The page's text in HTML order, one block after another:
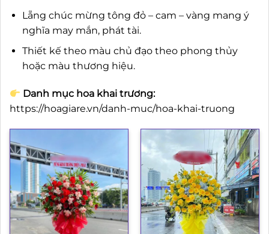
Lẵng chúc mừng tông đỏ – cam – vàng mang ý
nghĩa may mắn, phát tài.
Thiết kế theo màu chủ đạo theo phong thủy
hoặc màu thương hiệu.
Danh mục hoa khai trương:
https://hoagiare.vn/danh-muc/hoa-khai-truong